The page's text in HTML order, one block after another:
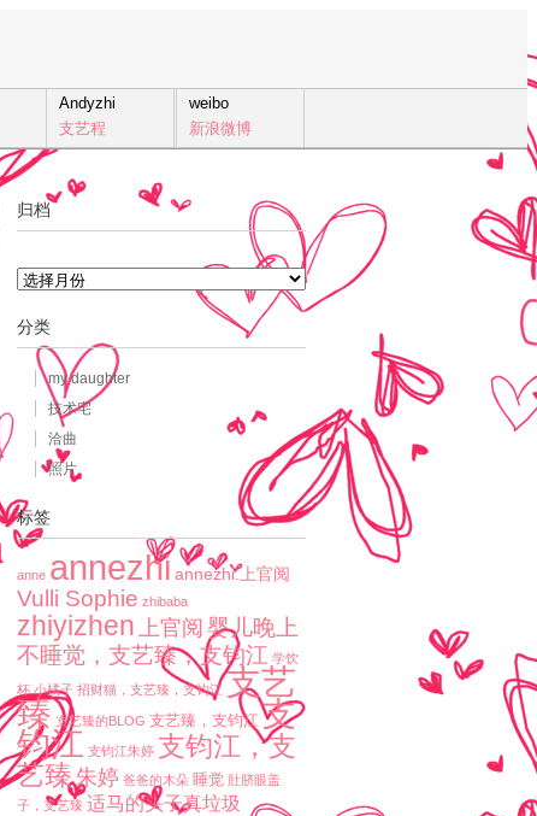
weibo
新浪微博
Andyzhi
支艺程
归档
档
分类
my daughter
技术宅
洽曲
照片
标签
anne annezhi annezhi.上官阅
Vulli Sophie zhibaba
zhiyizhen 上官阅 婴儿晚上
不睡觉，支艺臻，支钧江 学饮
杯 小橘子 招财猫，支艺臻，支钧江 支艺
臻 支艺臻的BLOG 支艺臻，支钧江 支
钧江 支钧江朱婷 支钧江，支
艺臻朱婷 爸爸的木朵 睡觉 肚脐眼盖
子，支艺臻 适马的头子真垃圾